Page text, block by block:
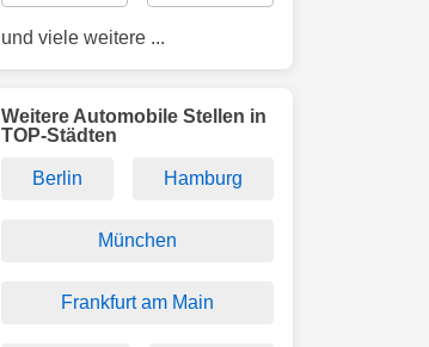
und viele weitere ...
Weitere Automobile Stellen in
TOP-Städten
Berlin Hamburg
München
Frankfurt am Main